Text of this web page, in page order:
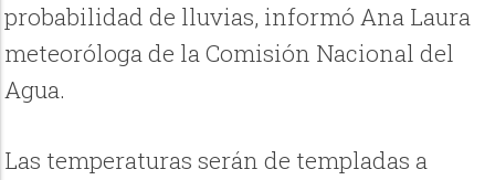
probabilidad de lluvias, informó Ana Laura
meteoróloga de la Comisión Nacional del
Agua.
Las temperaturas serán de templadas a